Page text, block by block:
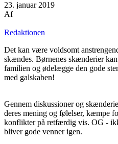
23. januar 2019
Af
Redaktionen
Det kan være voldsomt
skændes. Børnenes skænderier
familien og ødelægge den gode
med galskaben!
Gennem diskussioner og
deres mening og følelser, kæmpe
konflikter på retfærdig vis. OG -
bliver gode venner igen.